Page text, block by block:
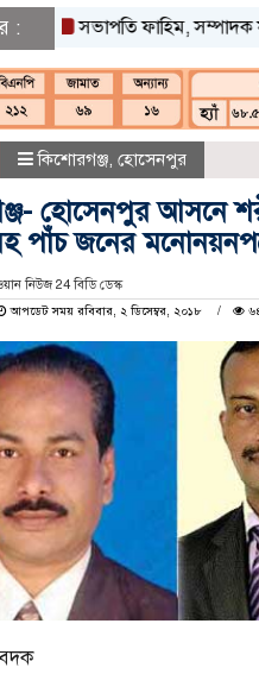
:সভাপতি ফাহিম, সম্পাদক ফয়সাল:
কিশোরগঞ্জ, হোসেনপুর
হোসেনপুর আসনে
পাঁচ জনের
নিউজ 24 বিডি ডেস্ক
আপডেট সময় রবিবার, ২ ডিসেম্বর, ২০১৮